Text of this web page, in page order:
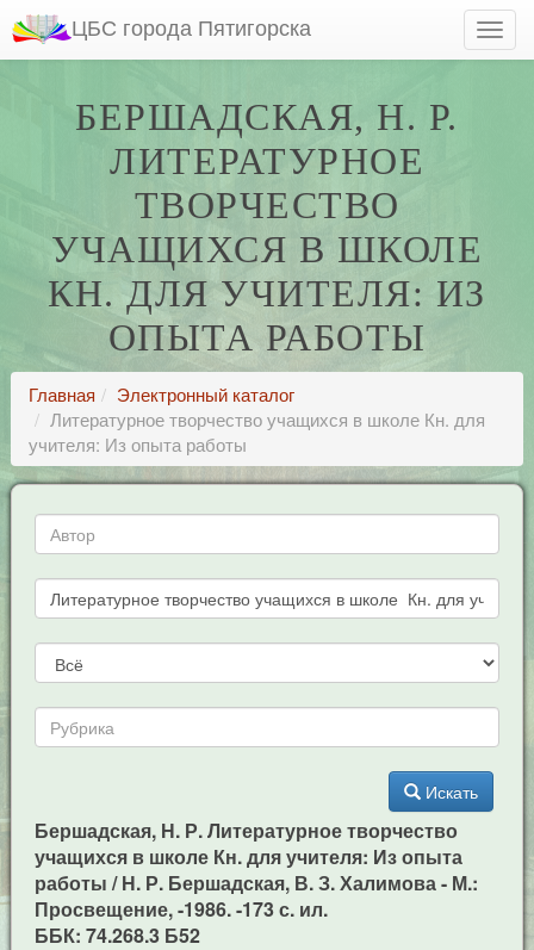
ЦБС города Пятигорска
БЕРШАДСКАЯ, Н. Р.
ЛИТЕРАТУРНОЕ
ТВОРЧЕСТВО
УЧАЩИХСЯ В ШКОЛЕ
КН. ДЛЯ УЧИТЕЛЯ: ИЗ
ОПЫТА РАБОТЫ
Главная
Электронный каталог
Литературное творчество учащихся в школе Кн. для
учителя: Из опыта работы
Искать
Бершадская, Н. Р. Литературное творчество
учащихся в школе Кн. для учителя: Из опыта
работы / Н. Р. Бершадская, В. З. Халимова - М.:
Просвещение, -1986. -173 с. ил.
ББК: 74.268.3 Б52